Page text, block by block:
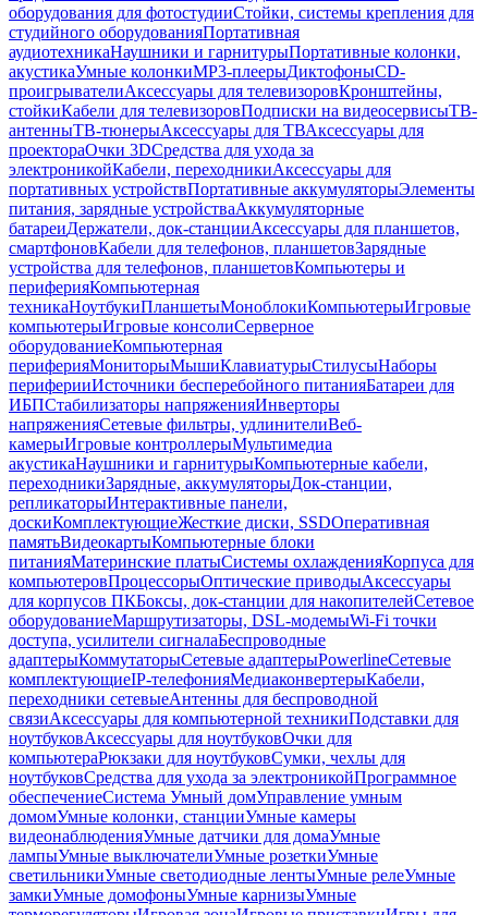
оборудования для фотостудииСтойки, системы крепления для
студийного оборудованияПортативная
аудиотехникаНаушники и гарнитурыПортативные колонки,
акустикаУмные колонкиMP3-плеерыДиктофоныCD-
проигрывателиАксессуары для телевизоровКронштейны,
стойкиКабели для телевизоровПодписки на видеосервисыТВ-
антенныТВ-тюнерыАксессуары для ТВАксессуары для
проектораОчки 3DСредства для ухода за
электроникойКабели, переходникиАксессуары для
портативных устройствПортативные аккумуляторыЭлементы
питания, зарядные устройстваАккумуляторные
батареиДержатели, док-станцииАксессуары для планшетов,
смартфоновКабели для телефонов, планшетовЗарядные
устройства для телефонов, планшетовКомпьютеры и
периферияКомпьютерная
техникаНоутбукиПланшетыМоноблокиКомпьютерыИгровые
компьютерыИгровые консолиСерверное
оборудованиеКомпьютерная
периферияМониторыМышиКлавиатурыСтилусыНаборы
периферииИсточники бесперебойного питанияБатареи для
ИБПСтабилизаторы напряженияИнверторы
напряженияСетевые фильтры, удлинителиВеб-
камерыИгровые контроллерыМультимедиа
акустикаНаушники и гарнитурыКомпьютерные кабели,
переходникиЗарядные, аккумуляторыДок-станции,
репликаторыИнтерактивные панели,
доскиКомплектующиеЖесткие диски, SSDОперативная
памятьВидеокартыКомпьютерные блоки
питанияМатеринские платыСистемы охлажденияКорпуса для
компьютеровПроцессорыОптические приводыАксессуары
для корпусов ПКБоксы, док-станции для накопителейСетевое
оборудованиеМаршрутизаторы, DSL-модемыWi-Fi точки
доступа, усилители сигналаБеспроводные
адаптерыКоммутаторыСетевые адаптерыPowerlineСетевые
комплектующиеIP-телефонияМедиаконвертерыКабели,
переходники сетевыеАнтенны для беспроводной
связиАксессуары для компьютерной техникиПодставки для
ноутбуковАксессуары для ноутбуковОчки для
компьютераРюкзаки для ноутбуковСумки, чехлы для
ноутбуковСредства для ухода за электроникойПрограммное
обеспечениеСистема Умный домУправление умным
домомУмные колонки, станцииУмные камеры
видеонаблюденияУмные датчики для домаУмные
лампыУмные выключателиУмные розеткиУмные
светильникиУмные светодиодные лентыУмные релеУмные
замкиУмные домофоныУмные карнизыУмные